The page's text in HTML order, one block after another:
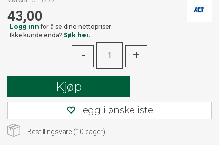
43,00
Logg inn for å se dine nettopriser.
Ikke kunde enda? Søk her.
- +
Kjøp
Legg i ønskeliste
Bestillingsvare (10 dager)